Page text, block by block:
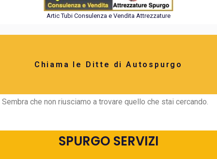
Artic Tubi Consulenza e Vendita Attrezzature
Chiama le Ditte di Autospurgo
Sembra che non riusciamo a trovare quello che stai cercando.
SPURGO SERVIZI